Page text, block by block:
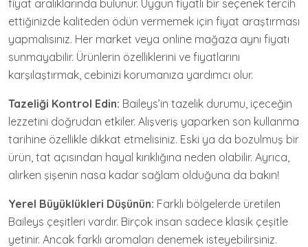
fiyat aralıklarında bulunur. Uygun fiyatlı bir seçenek tercih
ettiğinizde kaliteden ödün vermemek için fiyat araştırması
yapmalısınız. Her market veya online mağaza aynı fiyatı
sunmayabilir. Ürünlerin özelliklerini ve fiyatlarını
karşılaştırmak, cebinizi korumanıza yardımcı olur.
Tazeliği Kontrol Edin: Baileys’in tazelik durumu, içeceğin
lezzetini doğrudan etkiler. Alışveriş yaparken son kullanma
tarihine özellikle dikkat etmelisiniz. Eski ya da bozulmuş bir
ürün, tat açısından hayal kırıklığına neden olabilir. Ayrıca,
alırken şişenin nasa kadar sağlam olduğuna da bakın!
Yerel Büyüklükleri Düşünün: Farklı bölgelerde üretilen
Baileys çeşitleri vardır. Birçok insan sadece klasik çeşitle
yetinir. Ancak farklı aromaları denemek isteyebilirsiniz.